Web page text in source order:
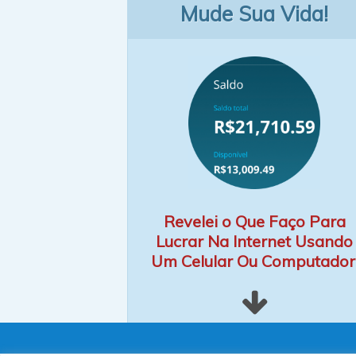
Mude Sua Vida!
Revelei o Que Faço Para
Lucrar Na Internet Usando
Um Celular Ou